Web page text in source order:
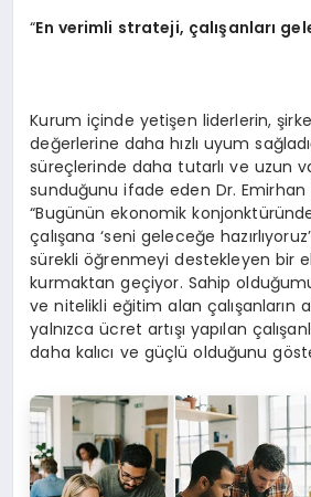
“En verimli strateji, çalışanları
Kurum içinde yetişen liderlerin,
değerlerine daha hızlı uyum
süreçlerinde daha tutarlı ve uzun
sunduğunu ifade eden Dr. Emirhan
“Bugünün ekonomik
çalışana ‘seni geleceğe
sürekli öğrenmeyi destekleyen bir
kurmaktan geçiyor. Sahip
ve nitelikli eğitim alan çalışanların
yalnızca ücret artışı yapılan
daha kalıcı ve güçlü olduğunu